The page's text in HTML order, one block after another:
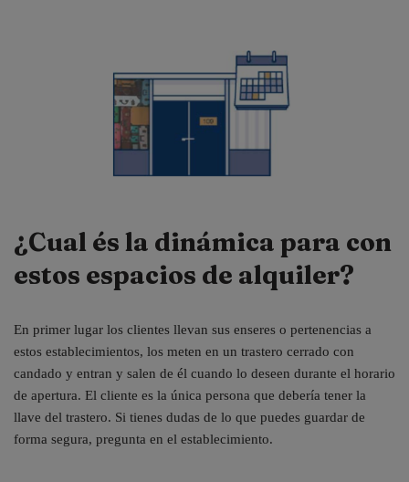
¿Cual és la dinámica para con
estos espacios de alquiler?
En primer lugar los clientes llevan sus enseres o pertenencias a
estos establecimientos, los meten en un trastero cerrado con
candado y entran y salen de él cuando lo deseen durante el horario
de apertura. El cliente es la única persona que debería tener la
llave del trastero. Si tienes dudas de lo que puedes guardar de
forma segura, pregunta en el establecimiento.